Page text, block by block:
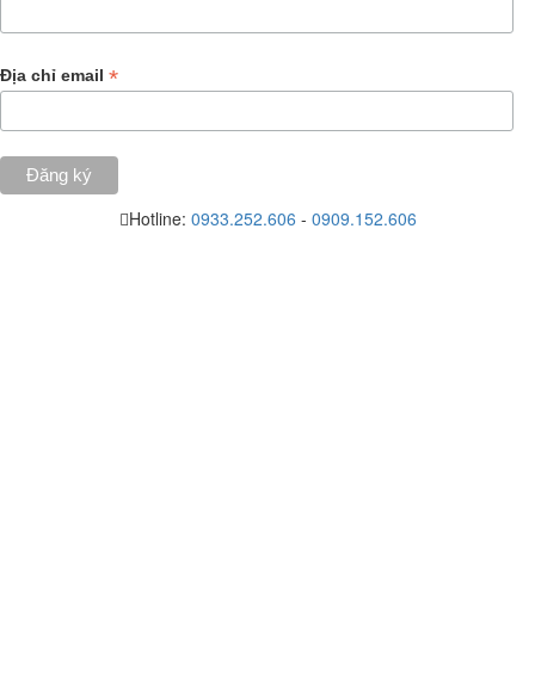
Địa chỉ email *
Hotline: 0933.252.606 - 0909.152.606